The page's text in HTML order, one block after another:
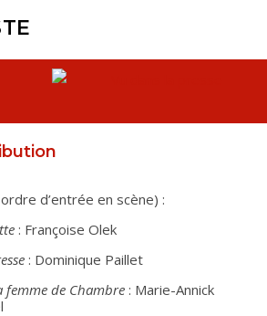
notre scène passion !
d’entrée en scène) :
: Françoise Olek
: Dominique Paillet
femme de Chambre: Marie-Annick